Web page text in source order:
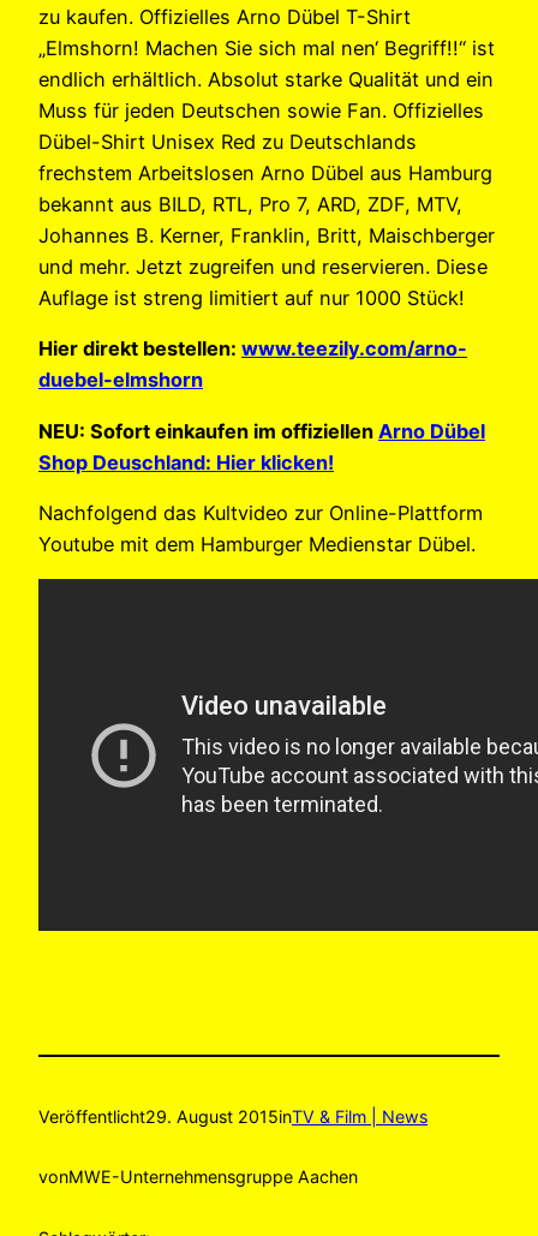
zu kaufen. Offizielles Arno Dübel T-Shirt
„Elmshorn! Machen Sie sich mal nen‘ Begriff!!“ ist
endlich erhältlich. Absolut starke Qualität und ein
Muss für jeden Deutschen sowie Fan. Offizielles
Dübel-Shirt Unisex Red zu Deutschlands
frechstem Arbeitslosen Arno Dübel aus Hamburg
bekannt aus BILD, RTL, Pro 7, ARD, ZDF, MTV,
Johannes B. Kerner, Franklin, Britt, Maischberger
und mehr. Jetzt zugreifen und reservieren. Diese
Auflage ist streng limitiert auf nur 1000 Stück!
Hier direkt bestellen: www.teezily.com/arno-
duebel-elmshorn
NEU: Sofort einkaufen im offiziellen Arno Dübel
Shop Deuschland: Hier klicken!
Nachfolgend das Kultvideo zur Online-Plattform
Youtube mit dem Hamburger Medienstar Dübel.
Veröffentlicht29. August 2015inTV & Film | News
vonMWE-Unternehmensgruppe Aachen